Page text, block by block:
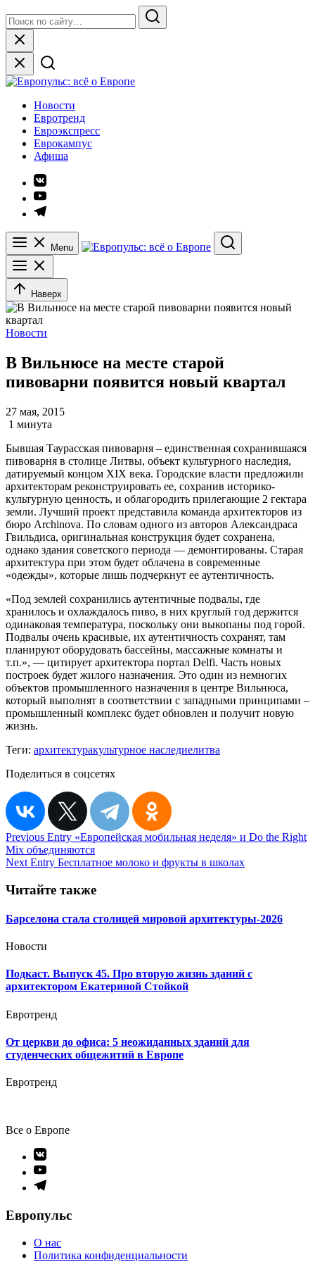
to
content
for:
Search
Close
Европульс: всё о Европе
Новости
Евротренд
Евроэкспресс
Еврокампус
Афиша
Элемент
меню
Элемент
меню
Элемент
Menu
Search
Наверх
Новости
В Вильнюсе на месте старой
пивоварни появится новый квартал
27 мая, 2015
1 минута
Бывшая Таурасская пивоварня – единственная сохранившаяся
пивоварня в столице Литвы, объект культурного наследия,
датируемый концом XIX века. Городские власти предложили
архитекторам реконструировать ее, сохранив историко-
культурную ценность, и облагородить прилегающие 2 гектара
земли. Лучший проект представила команда архитекторов из
бюро Archinova. По словам одного из авторов Александраса
Гвильдиса, оригинальная конструкция будет сохранена,
однако здания советского периода — демонтированы. Старая
архитектура при этом будет облачена в современные
«одежды», которые лишь подчеркнут ее аутентичность.
«Под землей сохранились аутентичные подвалы, где
хранилось и охлаждалось пиво, в них круглый год держится
одинаковая температура, поскольку они выкопаны под горой.
Подвалы очень красивые, их аутентичность сохранят, там
планируют оборудовать бассейны, массажные комнаты и
т.п.», — цитирует архитектора портал Delfi. Часть новых
построек будет жилого назначения. Это один из немногих
объектов промышленного назначения в центре Вильнюса,
который выполнят в соответствии с западными принципами –
промышленный комплекс будет обновлен и получит новую
жизнь.
Теги: архитектуракультурное наследиелитва
Поделиться в соцсетях
Навигация
по
Previous Entry «Европейская мобильная неделя» и Do the Right
Mix объединяются
Next Entry Бесплатное молоко и фрукты в школах
Читайте также
Барселона стала столицей мировой архитектуры-2026
Новости
Подкаст. Выпуск 45. Про вторую жизнь зданий с
архитектором Екатериной Стойкой
Евротренд
От церкви до офиса: 5 неожиданных зданий для
студенческих общежитий в Европе
Евротренд
Все о Европе
Элемент
меню
Элемент
меню
Элемент
Европульс
О нас
Политика конфиденциальности